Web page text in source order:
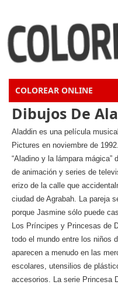
COLOREAR ONLINE
Dibujos De
Aladdin es una película
Pictures en noviembre de
“Aladino y la lámpara mágica”
de animación y series de
erizo de la calle que
ciudad de Agrabah. La pareja
porque Jasmine sólo puede
Los Príncipes y Princesas de
todo el mundo entre los niños
aparecen a menudo en las
escolares, utensilios de
accesorios. La serie Princesa